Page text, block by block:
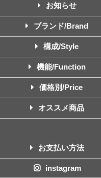
お知らせ
ブランド/Brand
構成/Style
機能/Function
価格別/Price
オススメ商品
お支払い方法
instagram